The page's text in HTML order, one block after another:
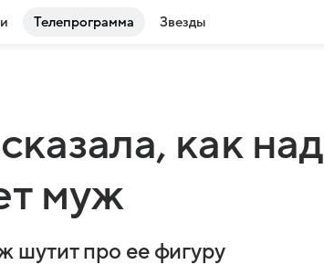
Телепрограмма Звезды
как над
муж
шутит про ее фигуру